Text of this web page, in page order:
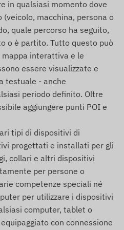
di tracciamento.
gps per veicoli
del dispositivo richiede
ai sistemi satellitari di
in qualsiasi momento dove
macchina, persona o
quale percorso ha seguito,
o è partito. Tutto questo può
interattiva e le
essere visualizzate e
testuale - anche
periodo definito. Oltre
aggiungere punti POI e
tipi di dispositivi di
progettati e installati per gli
collari e altri dispositivi
per persone o
competenze speciali né
per utilizzare i dispositivi
computer, tablet o
con connessione